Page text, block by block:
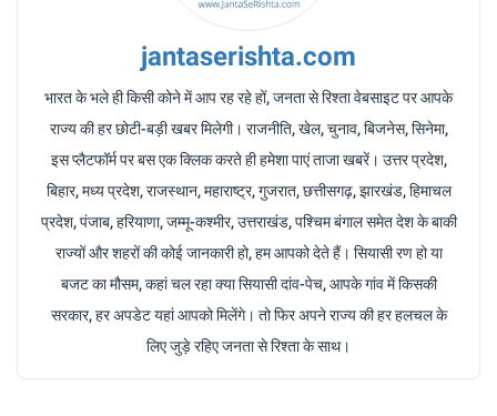
jantaserishta.com
भारत के भले ही किसी कोने में आप रह रहे हों, जनता से रिश्ता वेबसाइट पर आपके
राज्य की हर छोटी-बड़ी खबर मिलेगी। राजनीति, खेल, चुनाव, बिजनेस, सिनेमा,
इस प्लैटफॉर्म पर बस एक क्लिक करते ही हमेशा पाएं ताजा खबरें। उत्तर प्रदेश,
बिहार, मध्य प्रदेश, राजस्थान, महाराष्ट्र, गुजरात, छत्तीसगढ़, झारखंड, हिमाचल
प्रदेश, पंजाब, हरियाणा, जम्मू-कश्मीर, उत्तराखंड, पश्चिम बंगाल समेत देश के बाकी
राज्यों और शहरों की कोई जानकारी हो, हम आपको देते हैं। सियासी रण हो या
बजट का मौसम, कहां चल रहा क्या सियासी दांव-पेच, आपके गांव में किसकी
सरकार, हर अपडेट यहां आपको मिलेंगे। तो फिर अपने राज्य की हर हलचल के
लिए जुड़े रहिए जनता से रिश्ता के साथ।